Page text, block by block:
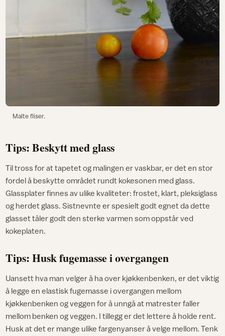
Malte fliser.
Tips: Beskytt med glass
Til tross for at tapetet og malingen er vaskbar, er det en stor
fordel å beskytte området rundt kokesonen med glass.
Glassplater finnes av ulike kvaliteter: frostet, klart, pleksiglass
og herdet glass. Sistnevnte er spesielt godt egnet da dette
glasset tåler godt den sterke varmen som oppstår ved
kokeplaten.
Tips: Husk fugemasse i overgangen
Uansett hva man velger å ha over kjøkkenbenken, er det viktig
å legge en elastisk fugemasse i overgangen mellom
kjøkkenbenken og veggen for å unngå at matrester faller
mellom benken og veggen. I tillegg er det lettere å holde rent.
Husk at det er mange ulike fargenyanser å velge mellom. Tenk